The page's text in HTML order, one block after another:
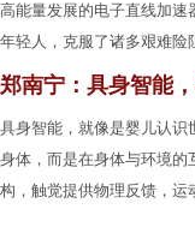
高能量发展的电子直线加速
年轻人，克服了诸多艰难险
郑南宁：具身智能
具身智能，就像是婴儿认识
身体，而是在身体与环境的
构，触觉提供物理反馈，运